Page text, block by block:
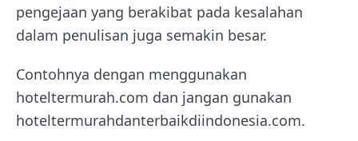
pengejaan yang berakibat pada kesalahan
dalam penulisan juga semakin besar.
Contohnya dengan menggunakan
hoteltermurah.com dan jangan gunakan
hoteltermurahdanterbaikdiindonesia.com.